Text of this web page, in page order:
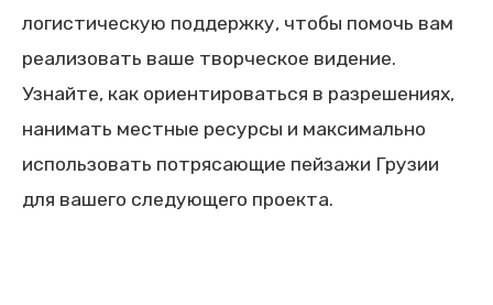
логистическую поддержку, чтобы помочь вам
реализовать ваше творческое видение.
Узнайте, как ориентироваться в разрешениях,
нанимать местные ресурсы и максимально
использовать потрясающие пейзажи Грузии
для вашего следующего проекта.